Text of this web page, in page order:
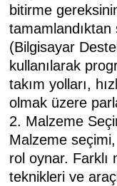
bitirme
(Bilgisayar
kullanılarak
takım yolları,
olmak üzere
2. Malzeme
Malzeme
rol oynar. Farklı
teknikleri ve